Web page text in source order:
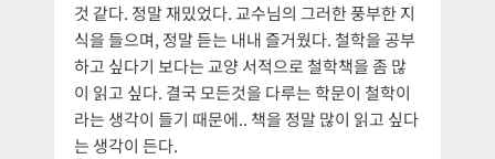
것 같다. 정말 재밌었다. 교수님의 그러한 풍부한 지
식을 들으며, 정말 듣는 내내 즐거웠다. 철학을 공부
하고 싶다기 보다는 교양 서적으로 철학책을 좀 많
이 읽고 싶다. 결국 모든것을 다루는 학문이 철학이
라는 생각이 들기 때문에.. 책을 정말 많이 읽고 싶다
는 생각이 든다.